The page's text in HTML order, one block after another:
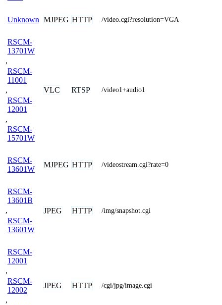
Unknown MJPEG HTTP /video.cgi?resolution=VGA
RSCM-
13701W
,
RSCM-
11001
,
RSCM-
12001
,
RSCM-
15701W
VLC RTSP /video1+audio1
RSCM-
13601W
MJPEG HTTP /videostream.cgi?rate=0
RSCM-
13601B
,
RSCM-
13601W
JPEG HTTP /img/snapshot.cgi
RSCM-
12001
,
RSCM-
12002
,
JPEG HTTP /cgi/jpg/image.cgi